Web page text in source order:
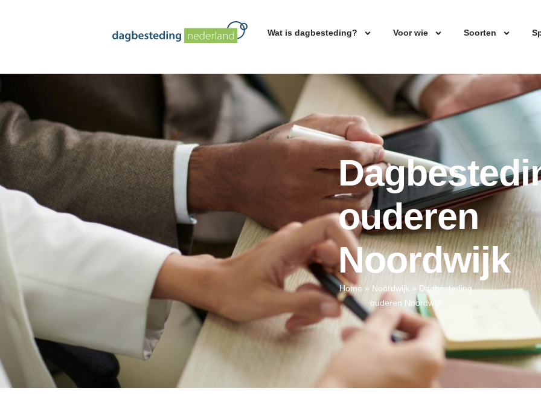
Wat is dagbesteding? Voor wie Soorten
ouderen
Noordwijk
Home » Noordwijk » Dagbesteding
ouderen Noordwijk